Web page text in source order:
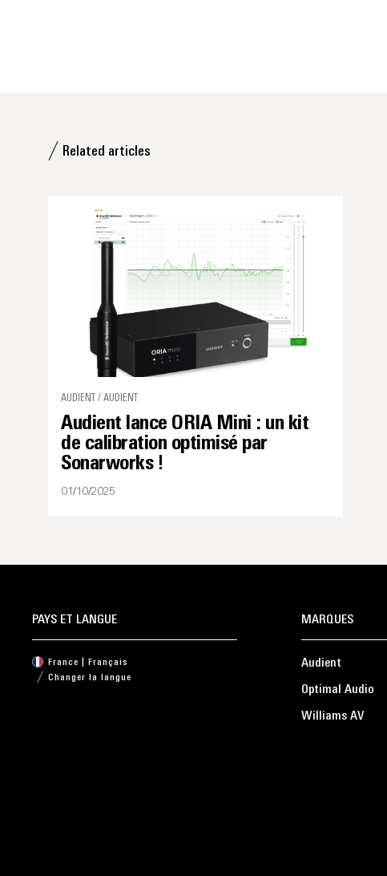
Related articles
AUDIENT / AUDIENT
Audient lance ORIA Mini : un kit
de calibration optimisé par
Sonarworks !
01/10/2025
MARQUES
Audient
Optimal Audio
Williams AV
PAYS ET LANGUE
France | Français
Changer la langue